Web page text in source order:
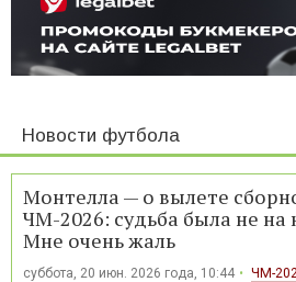
Новости футбола
Монтелла — о вылете
ЧМ-2026: судьба была не
Мне очень жаль
суббота, 20 июн. 2026 года, 10:44 ЧМ-